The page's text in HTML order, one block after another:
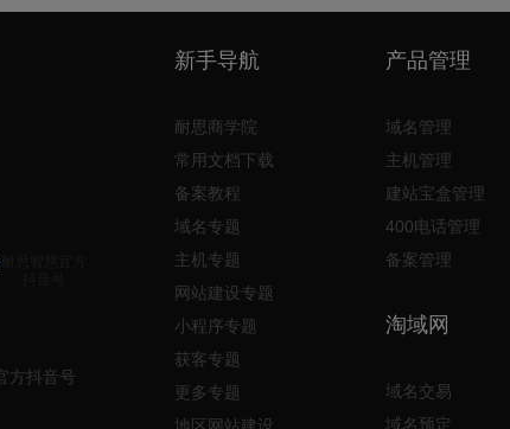
方抖音号
新手导航
耐思商学院
常用文档下载
备案教程
域名专题
主机专题
网站建设专题
小程序专题
获客专题
更多专题
产品管理
域名管理
主机管理
建站宝盒管理
400电话管理
备案管理
淘域网
域名交易
域名预定